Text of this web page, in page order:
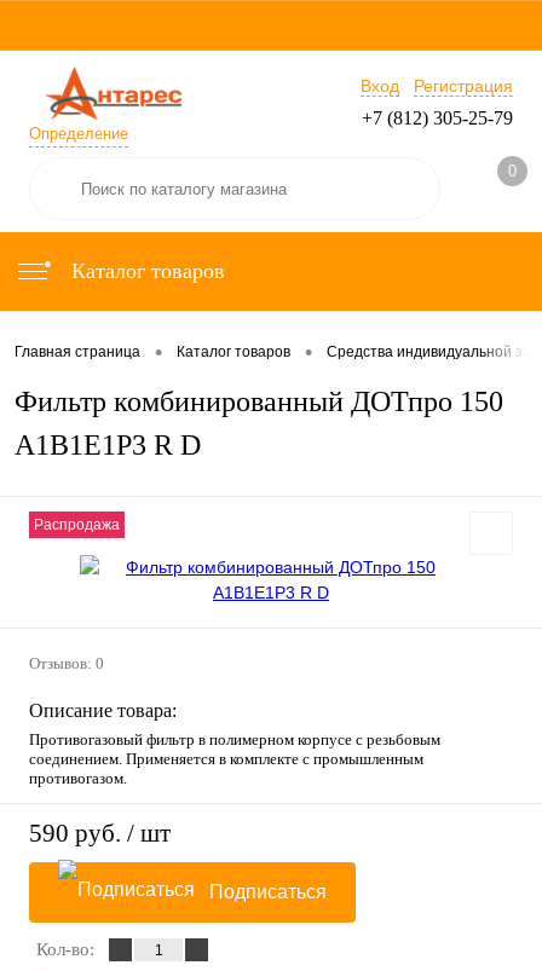
Определение
Вход Регистрация
+7 (812) 305-25-79
0
Каталог товаров
Главная страница • Каталог товаров • Средства индивидуальной
Фильтр комбинированный ДОТпро 150
А1В1Е1Р3 R D
Распродажа
Отзывов: 0
Описание товара:
Противогазовый фильтр в полимерном корпусе с резьбовым
соединением. Применяется в комплекте с промышленным
противогазом.
590 руб. / шт
Подписаться
Кол-во: